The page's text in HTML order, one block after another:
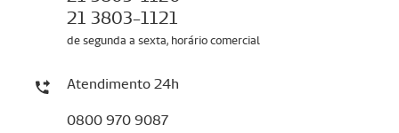
21 3803-1121
de segunda a sexta, horário comercial
Atendimento 24h
0800 970 9087